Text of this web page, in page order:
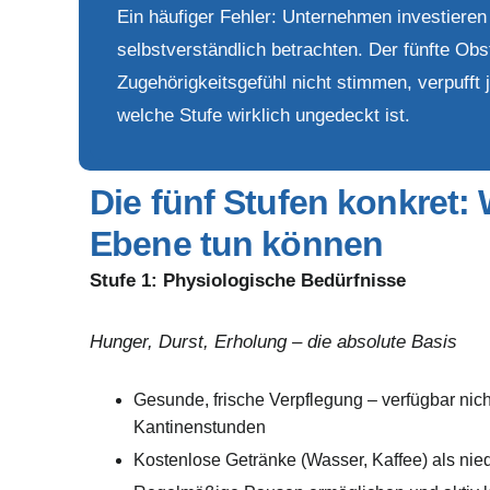
Ein häufiger Fehler: Unternehmen
selbstverständlich betrachten. Der fünfte
Zugehörigkeitsgefühl nicht stimmen,
welche Stufe wirklich ungedeckt ist.
Die fünf Stufen konkret:
Ebene tun können
Stufe 1: Physiologische Bedürfnisse
Hunger, Durst, Erholung – die absolute Basis
Gesunde, frische Verpflegung – verfügbar
Kantinenstunden
Kostenlose Getränke (Wasser, Kaffee) als